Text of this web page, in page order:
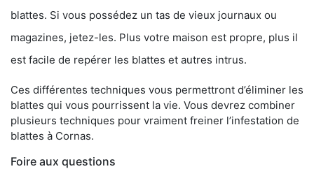
blattes. Si vous possédez un tas de vieux journaux ou
magazines, jetez-les. Plus votre maison est propre, plus il
est facile de repérer les blattes et autres intrus.
Ces différentes techniques vous permettront d’éliminer les
blattes qui vous pourrissent la vie. Vous devrez combiner
plusieurs techniques pour vraiment freiner l’infestation de
blattes à Cornas.
Foire aux questions